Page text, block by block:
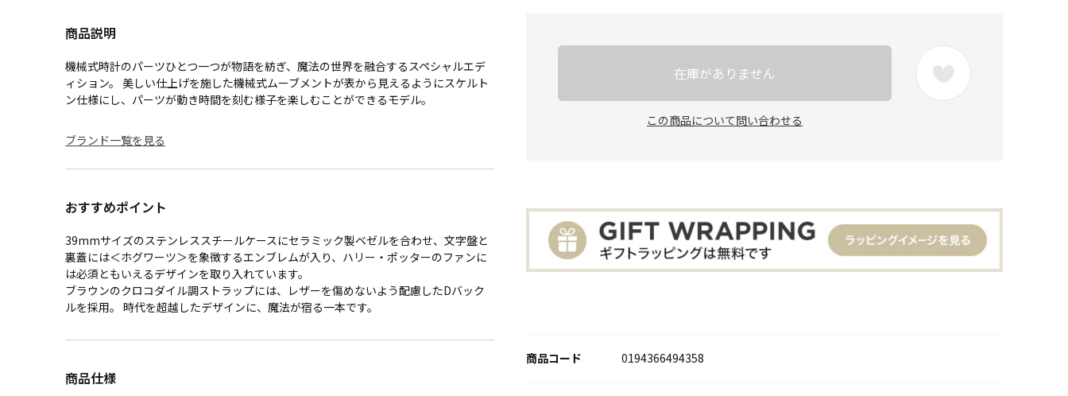
商品説明
機械式時計のパーツひとつ一つが物語を紡ぎ、魔法の世界を融合するスペシャルエデ
ィション。 美しい仕上げを施した機械式ムーブメントが表から見えるようにスケルト
ン仕様にし、パーツが動き時間を刻む様子を楽しむことができるモデル。
ブランド一覧を見る
おすすめポイント
39mmサイズのステンレススチールケースにセラミック製ベゼルを合わせ、文字盤と
裏蓋には＜ホグワーツ＞を象徴するエンブレムが入り、ハリー・ポッターのファンに
は必須ともいえるデザインを取り入れています。
ブラウンのクロコダイル調ストラップには、レザーを傷めないよう配慮したDバック
ルを採用。 時代を超越したデザインに、魔法が宿る一本です。
商品仕様
商品コード 0194366494358
在庫がありません
この商品について問い合わせる